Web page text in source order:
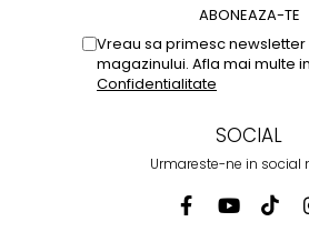
Vreau sa primesc
magazinului. Afla mai multe in
Confidentialitate
SOCIAL
Urmareste-ne in social